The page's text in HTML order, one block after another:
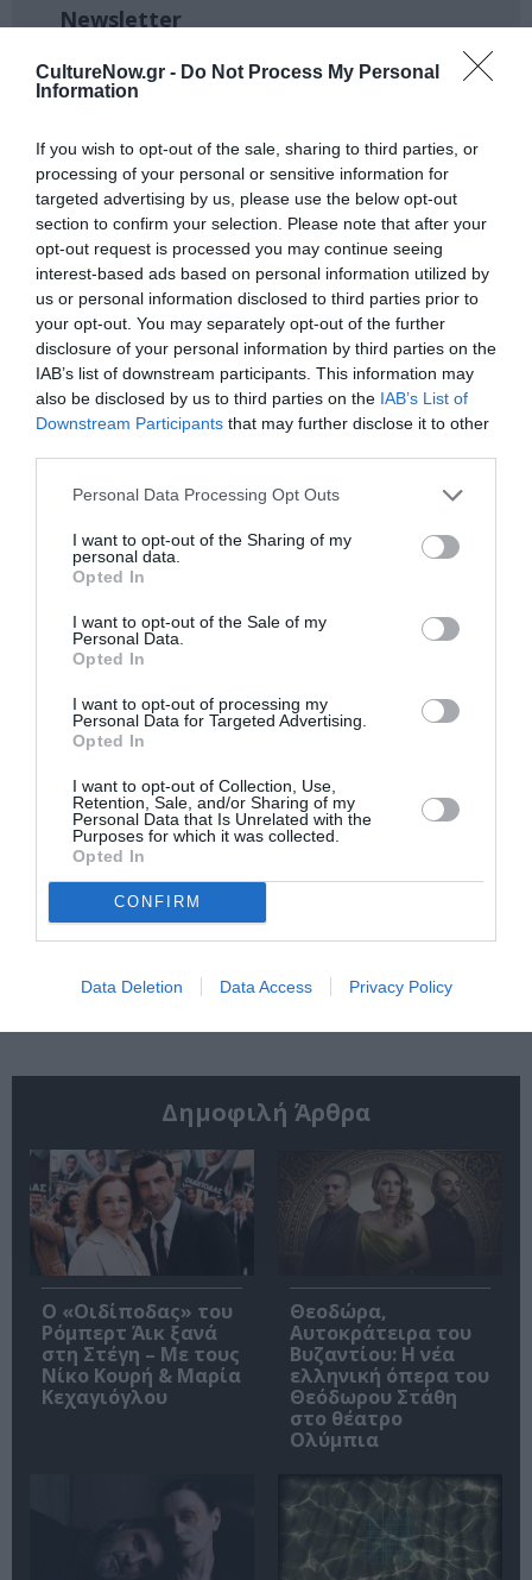
CultureNow.gr - Do Not Process My Personal
Information
If you wish to opt-out of the sale, sharing to third parties, or
processing of your personal or sensitive information for
targeted advertising by us, please use the below opt-out
section to confirm your selection. Please note that after your
opt-out request is processed you may continue seeing
interest-based ads based on personal information utilized by
us or personal information disclosed to third parties prior to
your opt-out. You may separately opt-out of the further
disclosure of your personal information by third parties on the
IAB’s list of downstream participants. This information may
also be disclosed by us to third parties on the IAB’s List of
Downstream Participants that may further disclose it to other
Personal Data Processing Opt Outs
I want to opt-out of the Sharing of my
personal data.
Opted In
I want to opt-out of the Sale of my
Personal Data.
Opted In
I want to opt-out of processing my
Personal Data for Targeted Advertising.
Opted In
I want to opt-out of Collection, Use,
Retention, Sale, and/or Sharing of my
Personal Data that Is Unrelated with the
Purposes for which it was collected.
Opted In
CONFIRM
Data Deletion Data Access Privacy Policy
Newsletter
την Τέχνη και τον Πολιτισμό!
Ακολουθήστε το Culturenow.gr
Σχετικά Άρθρα
Ο Αλέξανδρος
Βούλγαρης
σκηνοθετεί το
“Σουέλ” της Ιωάννας
Καρυστιάνη (teaser)
Doom στο
“Avengers:
Η απίστευτη
ιστορία του
Σιλβέστερ Σταλόνε
στο “I Play Rocky”
(πρώτο τρέιλερ)
Ο Πέδρο Πασκάλ
“Behemoth!” του
(teaser)
Δημοφιλή Άρθρα
O «Οιδίποδας» του
Ρόμπερτ Άικ ξανά
στη Στέγη – Με τους
Νίκο Κουρή & Μαρία
Κεχαγιόγλου
Θεοδώρα,
Αυτοκράτειρα του
Βυζαντίου: Η νέα
ελληνική όπερα του
Θεόδωρου Στάθη
στο θέατρο
Ολύμπια